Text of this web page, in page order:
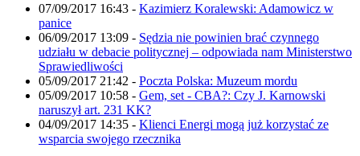
07/09/2017 16:43 - Kazimierz Koralewski: Adamowicz w
panice
06/09/2017 13:09 - Sędzia nie powinien brać czynnego
udziału w debacie politycznej – odpowiada nam Ministerstwo
Sprawiedliwości
05/09/2017 21:42 - Poczta Polska: Muzeum mordu
05/09/2017 10:58 - Gem, set - CBA?: Czy J. Karnowski
naruszył art. 231 KK?
04/09/2017 14:35 - Klienci Energi mogą już korzystać ze
wsparcia swojego rzecznika